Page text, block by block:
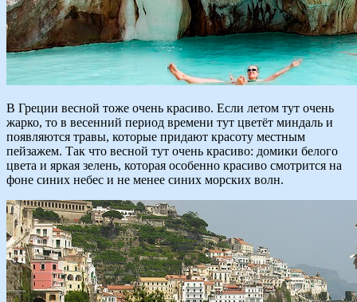
В Греции весной тоже очень красиво. Если летом тут очень
жарко, то в весенний период времени тут цветёт миндаль и
появляются травы, которые придают красоту местным
пейзажем. Так что весной тут очень красиво: домики белого
цвета и яркая зелень, которая особенно красиво смотрится на
фоне синих небес и не менее синих морских волн.